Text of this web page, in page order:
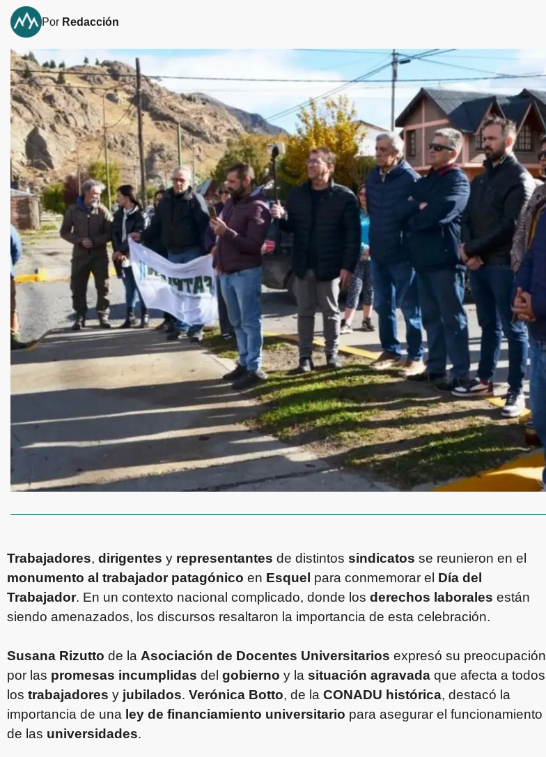
Por Redacción
Trabajadores, dirigentes y representantes de distintos sindicatos se reunieron en el
monumento al trabajador patagónico en Esquel para conmemorar el Día del
Trabajador. En un contexto nacional complicado, donde los derechos laborales están
siendo amenazados, los discursos resaltaron la importancia de esta celebración.
Susana Rizutto de la Asociación de Docentes Universitarios expresó su preocupación
por las promesas incumplidas del gobierno y la situación agravada que afecta a todos
los trabajadores y jubilados. Verónica Botto, de la CONADU histórica, destacó la
importancia de una ley de financiamiento universitario para asegurar el funcionamiento
de las universidades.